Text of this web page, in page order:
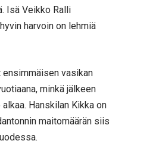
Isä Veikko Ralli
harvoin on lehmiä
ensimmäisen vasikan
minkä jälkeen
Hanskilan Kikka on
maitomäärän siis